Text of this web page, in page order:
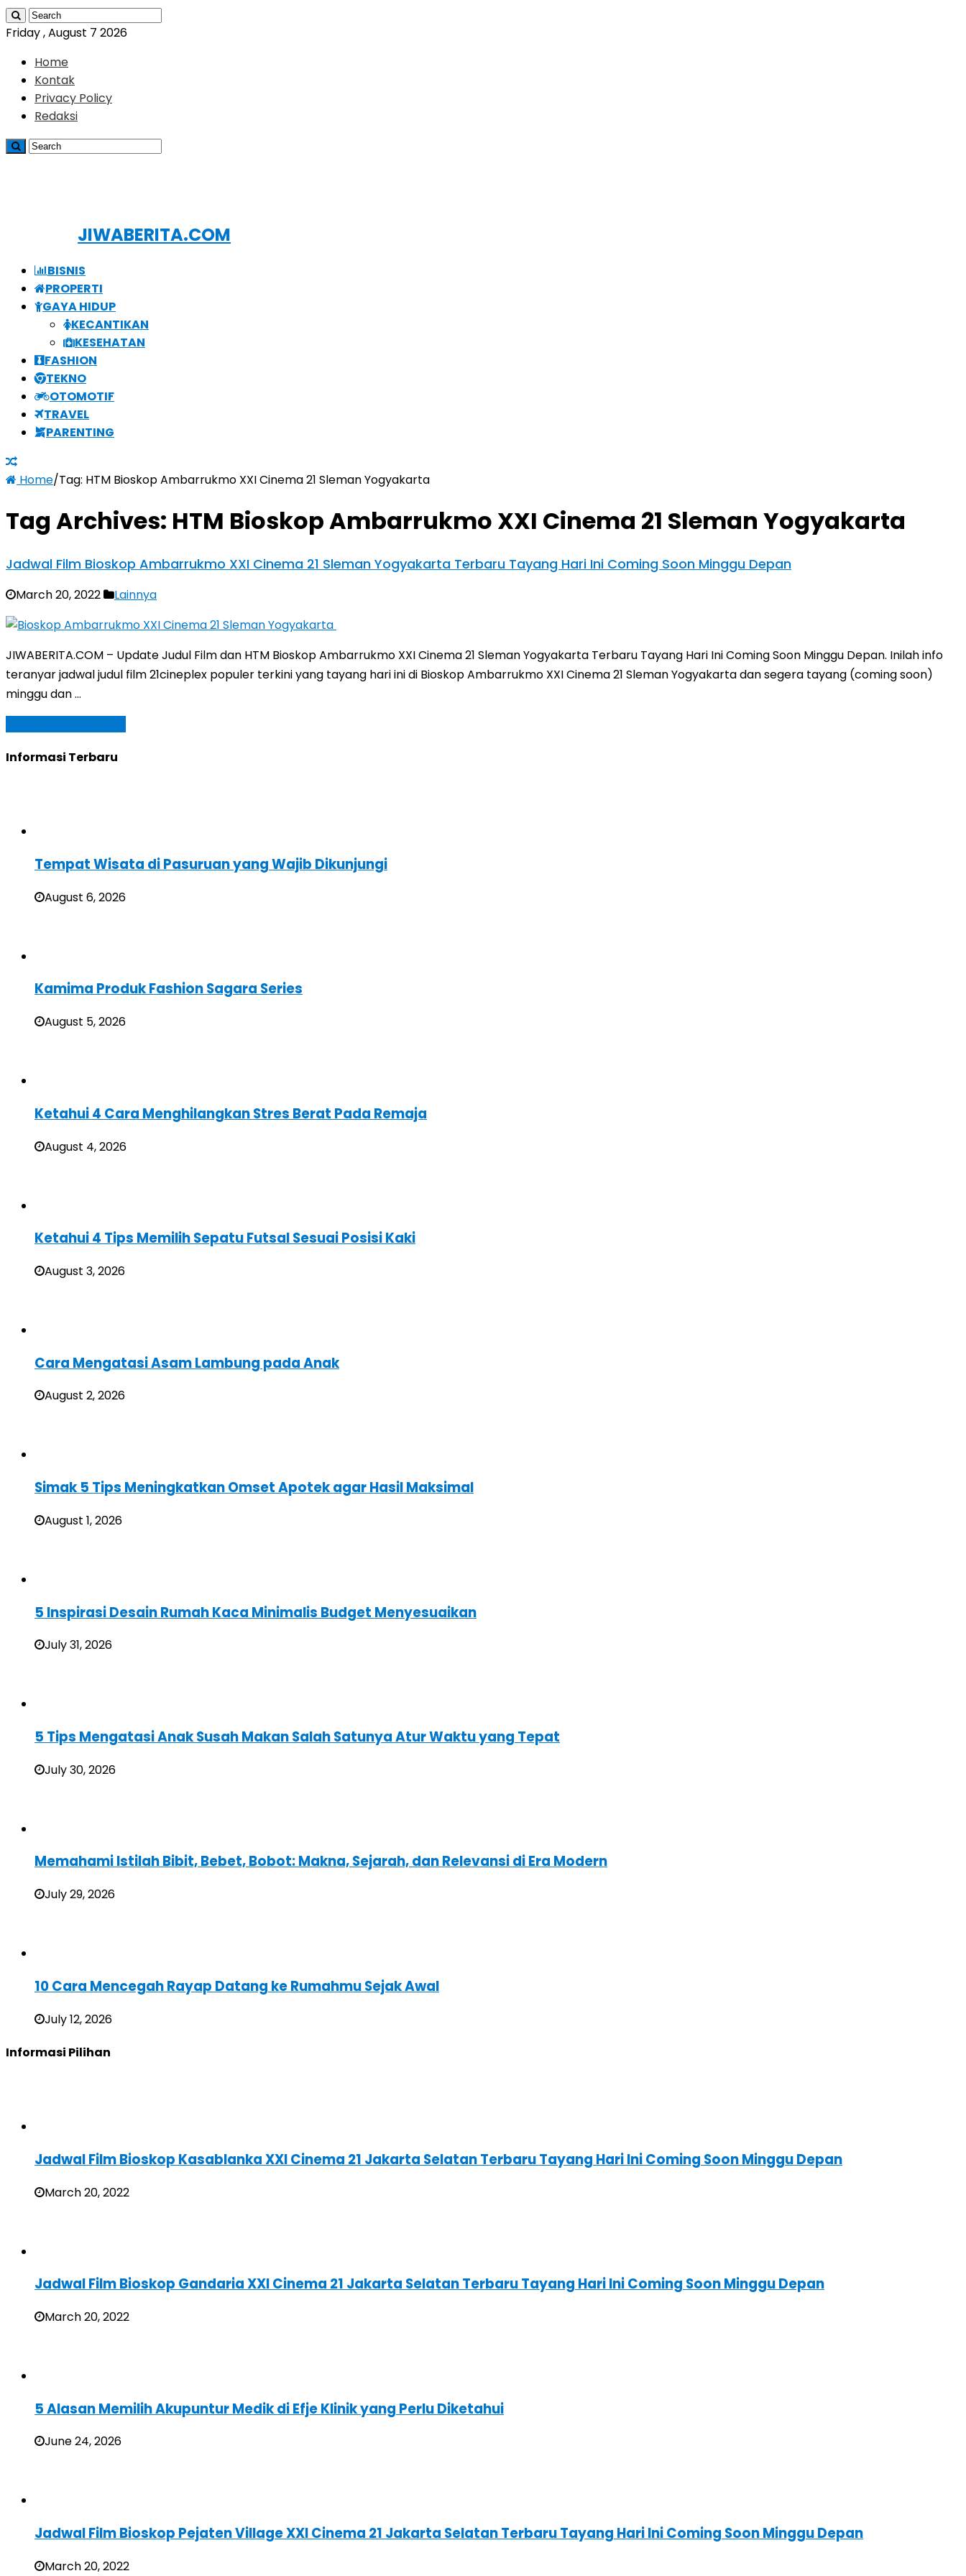
Friday , August 7 2026
Home
Kontak
Privacy Policy
Redaksi
JIWABERITA.COM
BISNIS
PROPERTI
GAYA HIDUP
KECANTIKAN
KESEHATAN
FASHION
TEKNO
OTOMOTIF
TRAVEL
PARENTING
Home/Tag: HTM Bioskop Ambarrukmo XXI Cinema 21 Sleman Yogyakarta
Tag Archives: HTM Bioskop Ambarrukmo XXI Cinema 21 Sleman Yogyakarta
Jadwal Film Bioskop Ambarrukmo XXI Cinema 21 Sleman Yogyakarta Terbaru Tayang Hari Ini Coming Soon Minggu Depan
March 20, 2022 Lainnya
JIWABERITA.COM – Update Judul Film dan HTM Bioskop Ambarrukmo XXI Cinema 21 Sleman Yogyakarta Terbaru Tayang Hari Ini Coming Soon Minggu Depan. Inilah info
teranyar jadwal judul film 21cineplex populer terkini yang tayang hari ini di Bioskop Ambarrukmo XXI Cinema 21 Sleman Yogyakarta dan segera tayang (coming soon)
minggu dan …
Informasi Terbaru
Tempat Wisata di Pasuruan yang Wajib Dikunjungi
August 6, 2026
Kamima Produk Fashion Sagara Series
August 5, 2026
Ketahui 4 Cara Menghilangkan Stres Berat Pada Remaja
August 4, 2026
Ketahui 4 Tips Memilih Sepatu Futsal Sesuai Posisi Kaki
August 3, 2026
Cara Mengatasi Asam Lambung pada Anak
August 2, 2026
Simak 5 Tips Meningkatkan Omset Apotek agar Hasil Maksimal
August 1, 2026
5 Inspirasi Desain Rumah Kaca Minimalis Budget Menyesuaikan
July 31, 2026
5 Tips Mengatasi Anak Susah Makan Salah Satunya Atur Waktu yang Tepat
July 30, 2026
Memahami Istilah Bibit, Bebet, Bobot: Makna, Sejarah, dan Relevansi di Era Modern
July 29, 2026
10 Cara Mencegah Rayap Datang ke Rumahmu Sejak Awal
July 12, 2026
Informasi Pilihan
Jadwal Film Bioskop Kasablanka XXI Cinema 21 Jakarta Selatan Terbaru Tayang Hari Ini Coming Soon Minggu Depan
March 20, 2022
Jadwal Film Bioskop Gandaria XXI Cinema 21 Jakarta Selatan Terbaru Tayang Hari Ini Coming Soon Minggu Depan
March 20, 2022
5 Alasan Memilih Akupuntur Medik di Efje Klinik yang Perlu Diketahui
June 24, 2026
Jadwal Film Bioskop Pejaten Village XXI Cinema 21 Jakarta Selatan Terbaru Tayang Hari Ini Coming Soon Minggu Depan
March 20, 2022